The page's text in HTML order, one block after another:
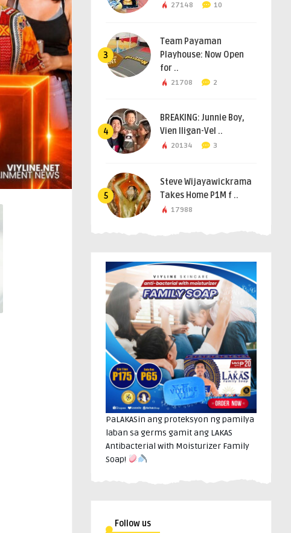
27148 10
3
Team Payaman
Playhouse: Now Open
for ..
21708 2
4
BREAKING: Junnie Boy,
Vien Iligan-Vel ..
20134 3
5
Steve Wijayawickrama
Takes Home P1M f ..
17988
PaLAKASin ang proteksyon ng pamilya
laban sa germs gamit ang LAKAS
Antibacterial with Moisturizer Family
Soap!
Follow us